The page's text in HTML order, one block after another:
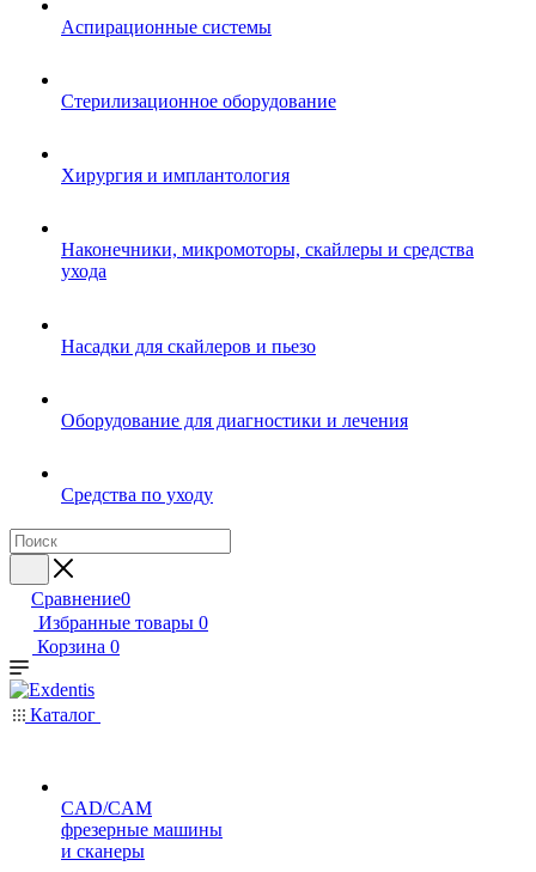
Аспирационные системы
Стерилизационное оборудование
Хирургия и имплантология
Наконечники, микромоторы, скайлеры и средства
ухода
Насадки для скайлеров и пьезо
Оборудование для диагностики и лечения
Средства по уходу
Сравнение0
Избранные товары 0
Корзина 0
Каталог
CAD/CAM
фрезерные машины
и сканеры